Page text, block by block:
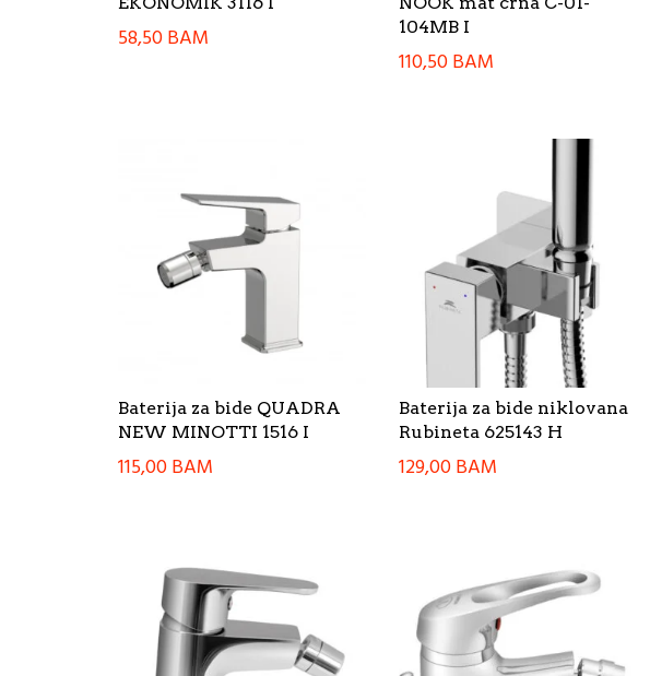
58,50BAM
104MB I
110,50BAM
Baterija za bide QUADRA
NEW MINOTTI 1516 I
115,00BAM
Baterija za bide niklovana
Rubineta 625143 H
129,00BAM